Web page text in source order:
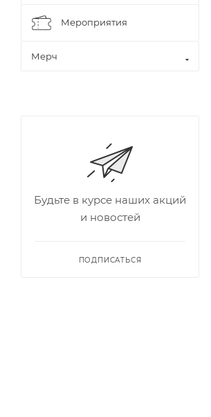
Мероприятия
Мерч
Будьте в курсе наших акций
и новостей
ПОДПИСАТЬСЯ